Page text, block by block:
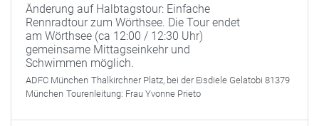
Änderung auf Halbtagstour: Einfache
Rennradtour zum Wörthsee. Die Tour endet
am Wörthsee (ca 12:00 / 12:30 Uhr)
gemeinsame Mittagseinkehr und
Schwimmen möglich.
ADFC München Thalkirchner Platz, bei der Eisdiele Gelatobi 81379
München Tourenleitung: Frau Yvonne Prieto